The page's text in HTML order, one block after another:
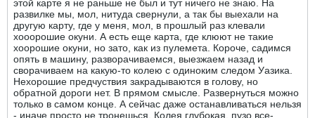
этой карте я не раньше не был и тут ничего не знаю. На
развилке мы, мол, нитуда свернули, а так бы выехали на
другую карту, где у меня, мол, в прошлый раз клевали
хооорошие окуни. А есть еще карта, где клюют не такие
хоорошие окуни, но зато, как из пулемета. Короче, садимся
опять в машину, разворачиваемся, выезжаем назад и
сворачиваем на какую-то колею с одиноким следом Уазика.
Нехорошие предчуствия закрадываются в голову, но
обратной дороги нет. В прямом смысле. Развернуться можно
только в самом конце. А сейчас даже останавливаться нельзя
- иначе просто не тронешься. Колея глубокая, пузо все-